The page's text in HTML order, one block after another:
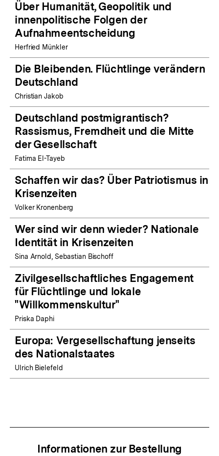
Über Humanität, Geopolitik und
innenpolitische Folgen der
Aufnahmeentscheidung
Herfried Münkler
Die Bleibenden. Flüchtlinge verändern
Deutschland
Christian Jakob
Deutschland postmigrantisch?
Rassismus, Fremdheit und die Mitte
der Gesellschaft
Fatima El-Tayeb
Schaffen wir das? Über Patriotismus in
Krisenzeiten
Volker Kronenberg
Wer sind wir denn wieder? Nationale
Identität in Krisenzeiten
Sina Arnold, Sebastian Bischoff
Zivilgesellschaftliches Engagement
für Flüchtlinge und lokale
"Willkommenskultur"
Priska Daphi
Europa: Vergesellschaftung jenseits
des Nationalstaates
Ulrich Bielefeld
Informationen zur Bestellung